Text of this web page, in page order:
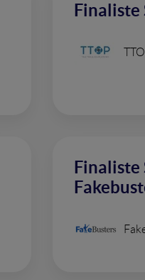
Finaliste
Finaliste